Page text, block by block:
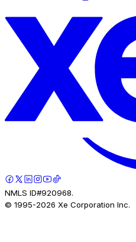
NMLS ID#920968.
© 1995-2026 Xe Corporation Inc.